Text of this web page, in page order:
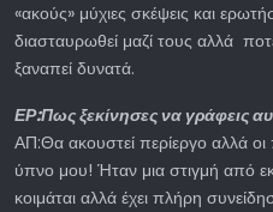
«ακούς» μύχιες σκέψεις και
διασταυρωθεί μαζί τους αλλά
ξαναπεί δυνατά.
ΕΡ:Πως ξεκίνησες να γράφεις
ΑΠ:Θα ακουστεί περίεργο αλλά
ύπνο μου! Ήταν μια στιγμή από
κοιμάται αλλά έχει πλήρη